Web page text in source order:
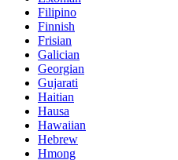
Filipino
Finnish
Frisian
Galician
Georgian
Gujarati
Haitian
Hausa
Hawaiian
Hebrew
Hmong